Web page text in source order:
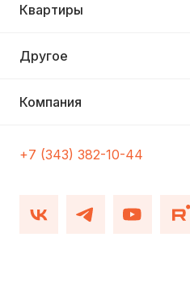
Квартиры
Другое
Компания
+7 (343) 382-10-44